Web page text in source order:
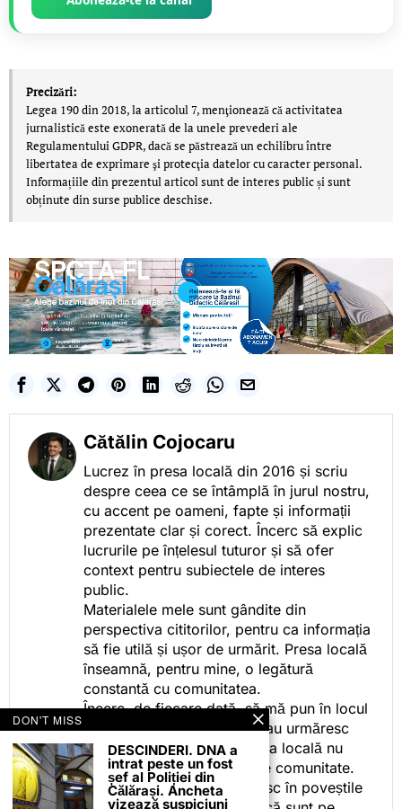
Precizări:
Legea 190 din 2018, la articolul 7, menţionează că activitatea
jurnalistică este exonerată de la unele prevederi ale
Regulamentului GDPR, dacă se păstrează un echilibru între
libertatea de exprimare şi protecţia datelor cu caracter personal.
Informațiile din prezentul articol sunt de interes public și sunt
obținute din surse publice deschise.
Cătălin Cojocaru
Lucrez în presa locală din 2016 și scriu
despre ceea ce se întâmplă în jurul nostru,
cu accent pe oameni, fapte și informații
prezentate clar și corect. Încerc să explic
lucrurile pe înțelesul tuturor și să ofer
context pentru subiectele de interes
public.
Materialele mele sunt gândite din
perspectiva cititorilor, pentru ca informația
să fie utilă și ușor de urmărit. Presa locală
înseamnă, pentru mine, o legătură
constantă cu comunitatea.
Încerc, de fiecare dată, să mă pun în locul
celor care citesc, privesc sau urmăresc
ceea ce fac. Pentru că presa locală nu
este despre mine, ci despre comunitate.
Iar dacă oamenii se regăsesc în poveștile
DON'T MISS
DESCINDERI. DNA a
intrat peste un fost
șef al Poliției din
Călărași. Ancheta
vizează suspiciuni